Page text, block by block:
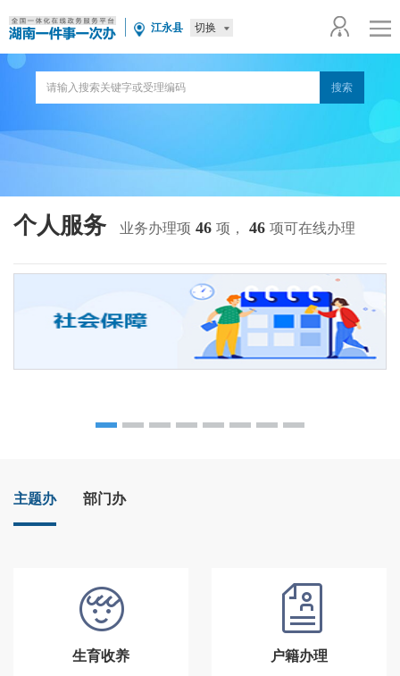
江永县 切换
个人服务 业务办理项 46 项， 46 项可在线办理
主题办 部门办
生育收养 户籍办理